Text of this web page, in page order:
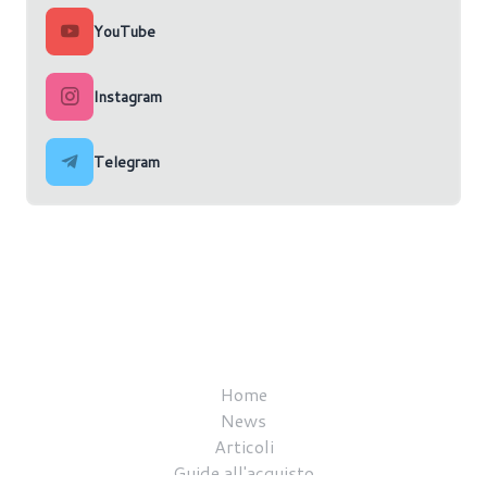
YouTube
Instagram
Telegram
Home
News
Articoli
Guide all'acquisto